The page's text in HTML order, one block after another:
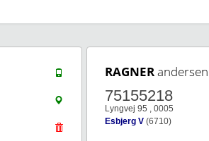
RAGNERandersen
75155218
Lyngvej 95 , 0005
Esbjerg V (6710)